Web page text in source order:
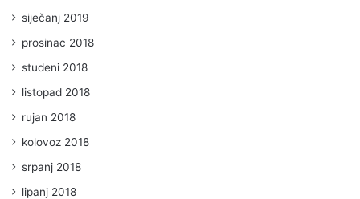
siječanj 2019
prosinac 2018
studeni 2018
listopad 2018
rujan 2018
kolovoz 2018
srpanj 2018
lipanj 2018